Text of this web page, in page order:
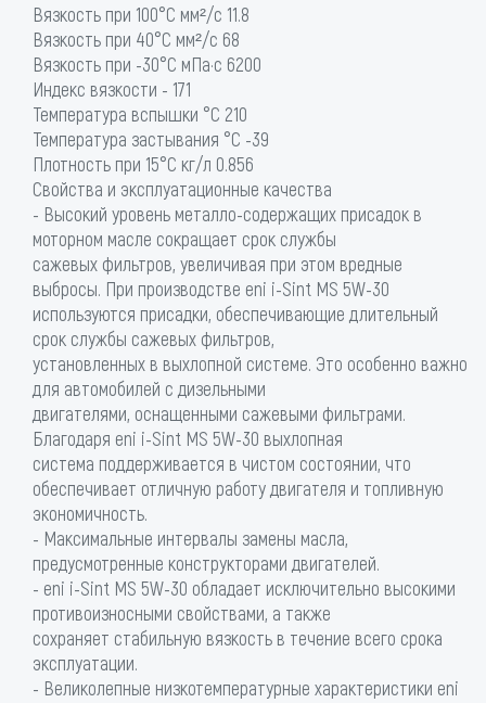
Вязкость при 100°С мм²/с 11.8
Вязкость при 40°С мм²/с 68
Вязкость при -30°С мПа·с 6200
Индекс вязкости - 171
Температура вспышки °C 210
Температура застывания °C -39
Плотность при 15°С кг/л 0.856
Свойства и эксплуатационные качества
- Высокий уровень металло-содержащих присадок в
моторном масле сокращает срок службы
сажевых фильтров, увеличивая при этом вредные
выбросы. При производстве eni i-Sint MS 5W-30
используются присадки, обеспечивающие длительный
срок службы сажевых фильтров,
установленных в выхлопной системе. Это особенно важно
для автомобилей с дизельными
двигателями, оснащенными сажевыми фильтрами.
Благодаря eni i-Sint MS 5W-30 выхлопная
система поддерживается в чистом состоянии, что
обеспечивает отличную работу двигателя и топливную
экономичность.
- Максимальные интервалы замены масла,
предусмотренные конструкторами двигателей.
- eni i-Sint MS 5W-30 обладает исключительно высокими
противоизносными свойствами, а также
сохраняет стабильную вязкость в течение всего срока
эксплуатации.
- Великолепные низкотемпературные характеристики eni